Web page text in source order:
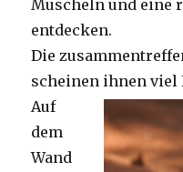
Muscheln und eine
entdecken.
Die
scheinen ihnen viel
Auf
dem
Wand